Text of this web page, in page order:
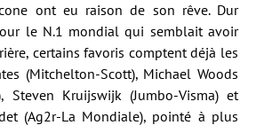
ont eu raison de son rêve. Dur
le N.1 mondial qui semblait avoir
certains favoris comptent déjà les
(Mitchelton-Scott), Michael Woods
Steven Kruijswijk (Jumbo-Visma) et
(Ag2r-La Mondiale), pointé à plus